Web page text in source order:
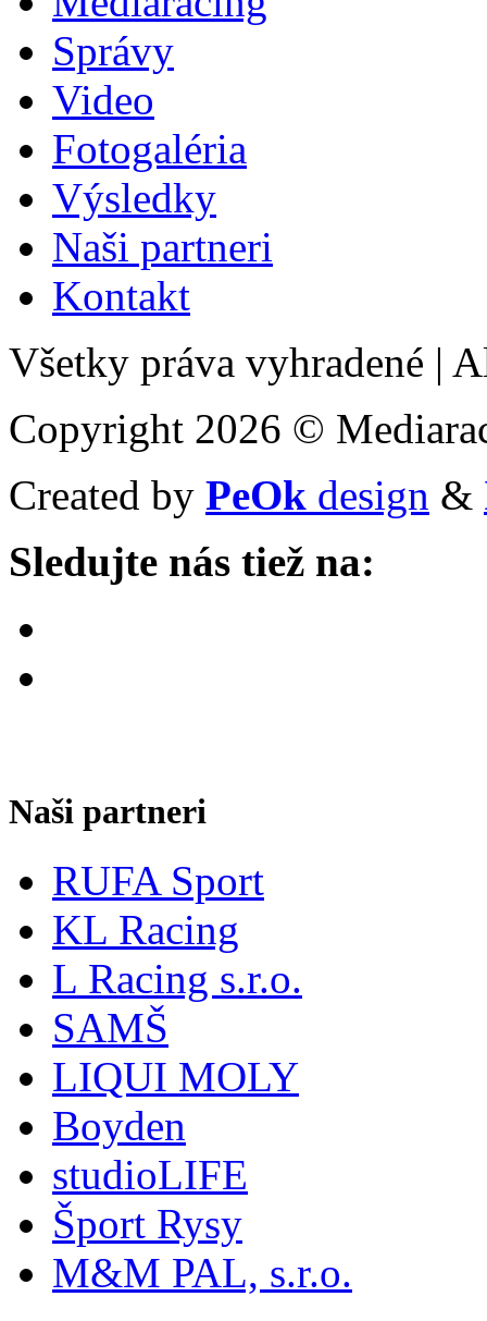
Správy
Video
Fotogaléria
Výsledky
Naši partneri
Kontakt
Všetky práva vyhradené |
Copyright 2026 ©
Created by PeOk design &
Sledujte nás tiež na:
Naši partneri
RUFA Sport
KL Racing
L Racing s.r.o.
SAMŠ
LIQUI MOLY
Boyden
studioLIFE
Šport Rysy
M&M PAL, s.r.o.